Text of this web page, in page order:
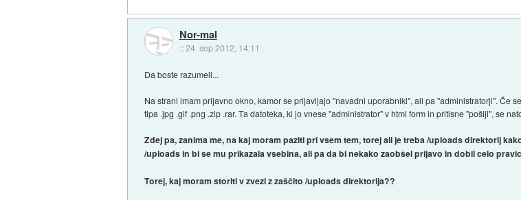
Nor-mal
::24. sep 2012, 14:11
Da boste razumeli...
Na strani imam prijavno okno, kamor se prijavljajo "navadni uporabniki", ali pa "administratorji". Če
tipa .jpg .gif .png .zip .rar. Ta datoteka, ki jo vnese "administrator" v html form in pritisne "pošlji", se
Zdej pa, zanima me, na kaj moram paziti pri vsem tem, torej ali je treba /uploads direktorij
/uploads in bi se mu prikazala vsebina, ali pa da bi nekako zaobšel prijavo in dobil celo
Torej, kaj moram storiti v zvezi z zaščito /uploads direktorija??